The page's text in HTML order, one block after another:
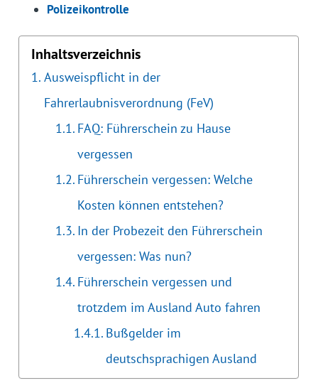
Polizeikontrolle
Inhaltsverzeichnis
Ausweispflicht in der
Fahrerlaubnisverordnung (FeV)
FAQ: Führerschein zu Hause
vergessen
Führerschein vergessen: Welche
Kosten können entstehen?
In der Probezeit den Führerschein
vergessen: Was nun?
Führerschein vergessen und
trotzdem im Ausland Auto fahren
Bußgelder im
deutschsprachigen Ausland